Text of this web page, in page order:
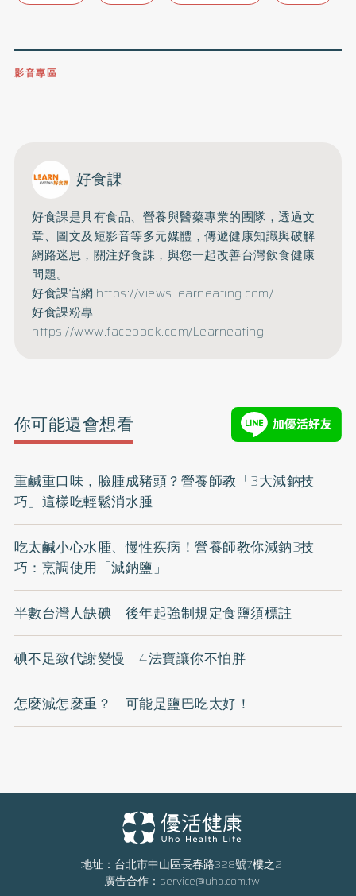
影音專區
好食課
好食課是具有食品、營養與醫藥專業的團隊，透過文
章、圖文及短影音等多元媒體，傳遞健康知識與破解
網路迷思，關注好食課，與您一起改善台灣飲食健康
問題。
好食課官網 https://views.learneating.com/
好食課粉專
https://www.facebook.com/Learneating
你可能還會想看
重鹹重口味，臉腫成豬頭？營養師教「3大減鈉技
巧」這樣吃輕鬆消水腫
吃太鹹小心水腫、慢性疾病！營養師教你減鈉3技
巧：烹調使用「減鈉鹽」
半數台灣人缺碘 後年起強制規定食鹽須標註
碘不足致代謝變慢 4法寶讓你不怕胖
怎麼減怎麼重？ 可能是鹽巴吃太好！
地址：台北市中山區長春路328號7樓之2
廣告合作： service@uho.com.tw